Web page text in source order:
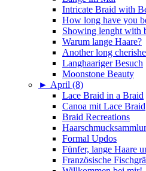
Intricate Braid with
How long have you
Showing lenght with
Warum lange Haare?
Another long
Langhaariger Besuch
Moonstone Beauty
► April (8)
Lace Braid in a Braid
Canoa mit Lace Braid
Braid Recreations
Formal Updos
Fünfer, lange Haare
Französische